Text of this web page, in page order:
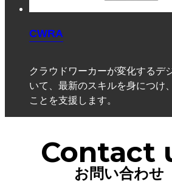
CWRA
クラウドワーカーが変化するデ
いて、最新のスキルを身につけ
ことを支援します。
Contact
お問い合わせ